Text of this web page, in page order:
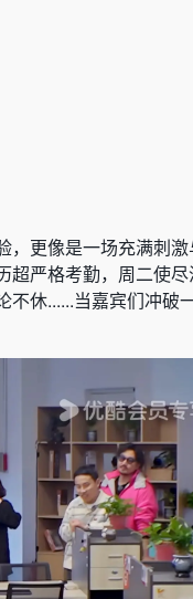
，更像是一场充满刺激
超严格考勤，周二使尽
不休......当嘉宾们冲破